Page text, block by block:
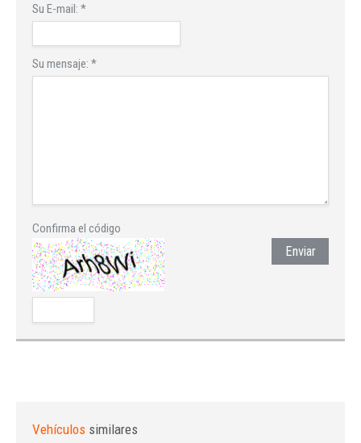
Su E-mail: *
Su mensaje: *
Confirma el código
Enviar
Vehículos similares